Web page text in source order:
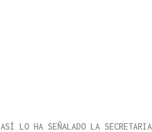
ASÍ LO HA SEÑALADO LA